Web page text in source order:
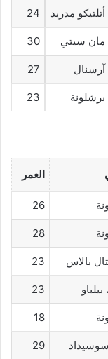
أتلتيكو مدريد 24
مان سيتي 30
آرسنال 27
برشلونة 23
العمر
26
28
بالاس 23
بيلباو 23
18
29